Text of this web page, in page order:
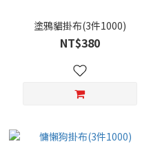
塗鴉貓掛布(3件1000)
NT$380